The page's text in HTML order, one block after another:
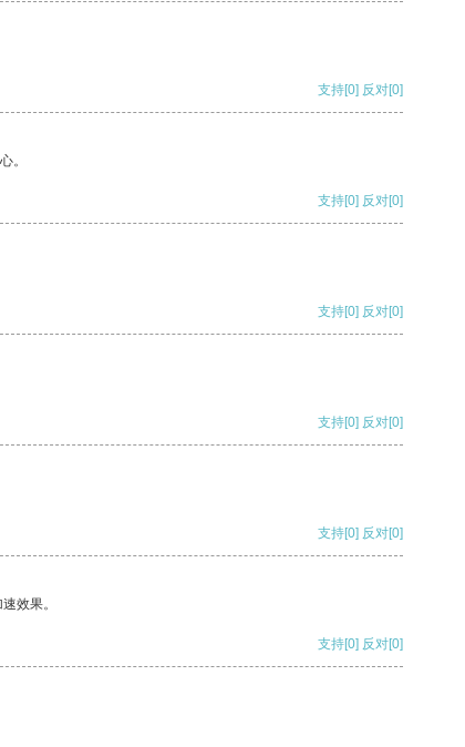
支持[0] 反对[0]
。
支持[0] 反对[0]
支持[0] 反对[0]
支持[0] 反对[0]
支持[0] 反对[0]
效果。
支持[0] 反对[0]